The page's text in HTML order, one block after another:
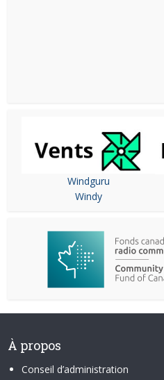
Windguru
Windy
À propos
Conseil d’administration